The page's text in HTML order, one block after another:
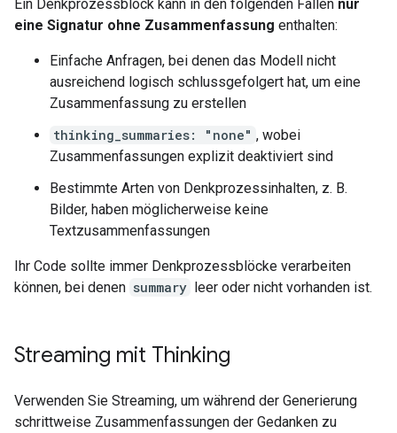
Ein Denkprozessblock kann in den folgenden Fällen nur
eine Signatur ohne Zusammenfassung enthalten:
Einfache Anfragen, bei denen das Modell nicht
ausreichend logisch schlussgefolgert hat, um eine
Zusammenfassung zu erstellen
thinking_summaries: "none" , wobei
Zusammenfassungen explizit deaktiviert sind
Bestimmte Arten von Denkprozessinhalten, z. B.
Bilder, haben möglicherweise keine
Textzusammenfassungen
Ihr Code sollte immer Denkprozessblöcke verarbeiten
können, bei denen summary leer oder nicht vorhanden ist.
Streaming mit Thinking
Verwenden Sie Streaming, um während der Generierung
schrittweise Zusammenfassungen der Gedanken zu